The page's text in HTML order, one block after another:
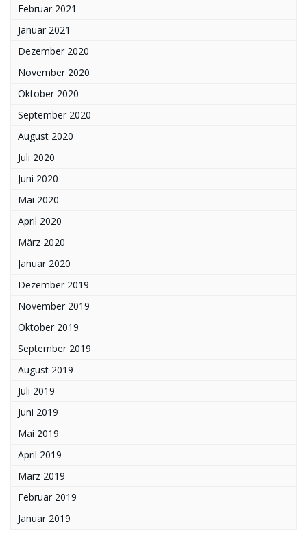
Februar 2021
Januar 2021
Dezember 2020
November 2020
Oktober 2020
September 2020
August 2020
Juli 2020
Juni 2020
Mai 2020
April 2020
März 2020
Januar 2020
Dezember 2019
November 2019
Oktober 2019
September 2019
August 2019
Juli 2019
Juni 2019
Mai 2019
April 2019
März 2019
Februar 2019
Januar 2019